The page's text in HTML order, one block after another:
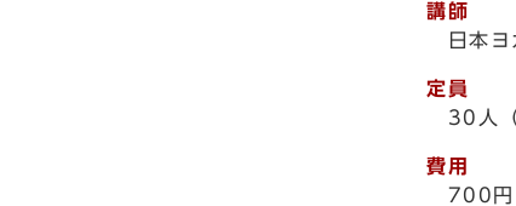
講師
日本
定員
30人
費用
700円